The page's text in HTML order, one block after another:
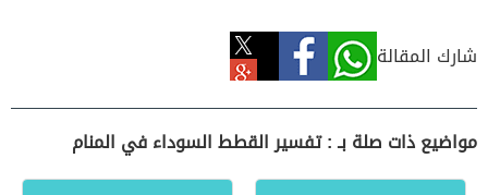
شارك المقالة
مواضيع ذات صلة بـ : تفسير القطط السوداء في المنام